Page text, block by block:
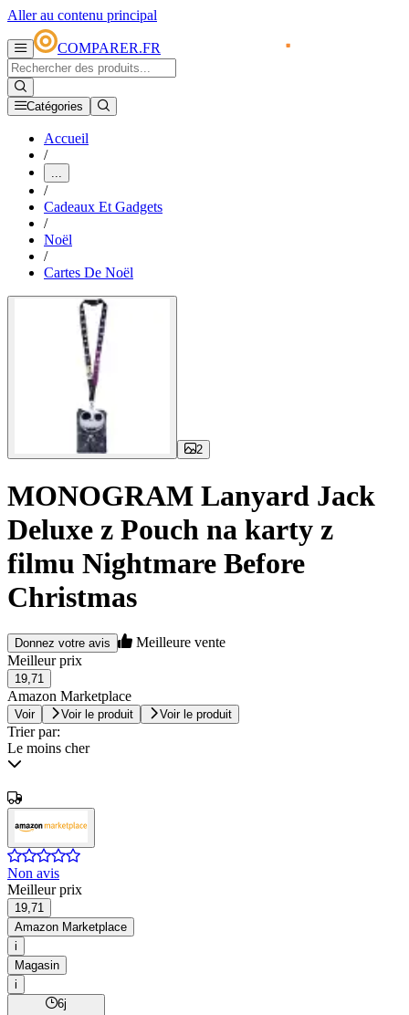
Aller au contenu principal
COMPARER.FR
Catégories
Accueil
/
...
/
Cadeaux Et Gadgets
/
Noël
/
Cartes De Noël
2
MONOGRAM Lanyard Jack
Deluxe z Pouch na karty z
filmu Nightmare Before
Christmas
Donnez votre avis
Meilleure vente
Meilleur prix
19,71
Amazon Marketplace
Voir Voir le produit Voir le produit
Trier par:
Le moins cher
Non avis
Meilleur prix
19,71
Amazon Marketplace
i
Magasin
i
6j